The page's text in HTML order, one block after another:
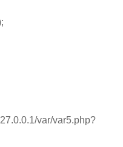
var/var5.php?